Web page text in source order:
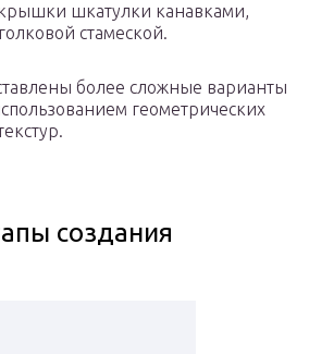
шкатулки канавками,
стамеской.
более сложные варианты
геометрических
создания